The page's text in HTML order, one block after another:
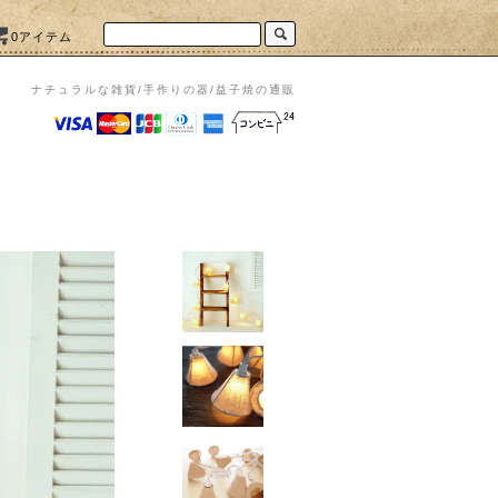
0アイテム
ナチュラルな雑貨/手作りの器/益子焼の通販